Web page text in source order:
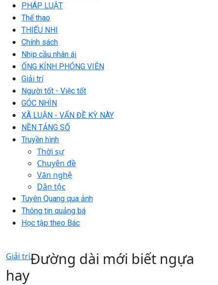
PHÁP LUẬT
Thể thao
THIẾU NHI
Chính sách
Nhịp cầu nhân ái
ỐNG KÍNH PHÓNG VIÊN
Giải trí
Người tốt - Việc tốt
GÓC NHÌN
XÃ LUẬN - VẤN ĐỀ KỲ NÀY
NỀN TẢNG SỐ
Truyền hình
Thời sự
Chuyên đề
Văn nghệ
Dân tộc
Tuyên Quang qua ảnh
Thông tin quảng bá
Học tập theo Bác
Giải tríĐường dài mới biết ngựa
hay